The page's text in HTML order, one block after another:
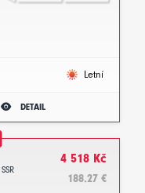
Letní
DETAIL
4 518 Kč
188.27 €